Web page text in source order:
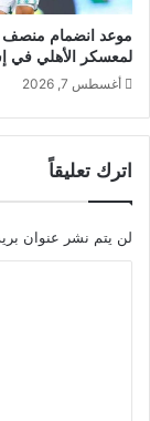
موعد انضمام منصف
لمعسكر الأهلي في
أغسطس 7, 2026
اترك تعليقاً
لن يتم نشر عنوان